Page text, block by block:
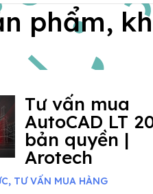
phẩm,
Tư vấn mua
AutoCAD LT
bản quyền |
Arotech
, TƯ VẤN MUA HÀNG